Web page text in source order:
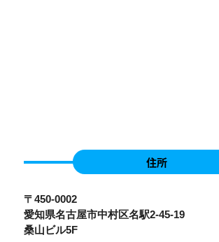
住所
〒450-0002
愛知県名古屋市中村区名駅2-45-19
桑山ビル5F